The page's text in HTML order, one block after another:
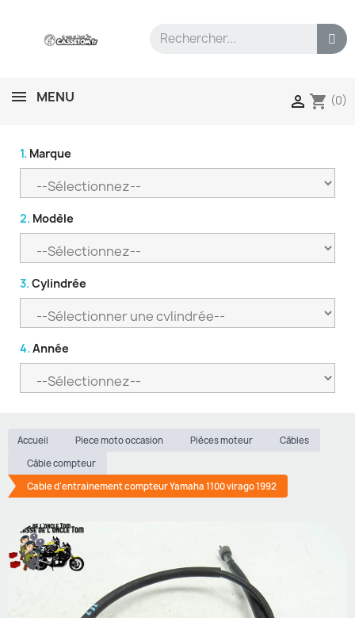
MENU  shopping_cart (0)
1. Marque
2. Modèle
3. Cylindrée
4. Année
Accueil Piece moto occasion Pièces moteur
Câbles
Câble compteur
Cable d'entrainement compteur Yamaha 1100 virago 1992